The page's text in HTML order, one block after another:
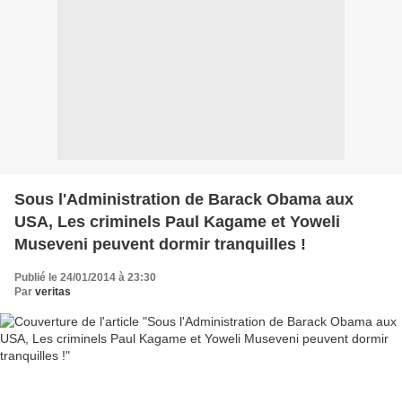
Sous l'Administration de Barack Obama aux
USA, Les criminels Paul Kagame et Yoweli
Museveni peuvent dormir tranquilles !
Publié le 24/01/2014 à 23:30
Par veritas